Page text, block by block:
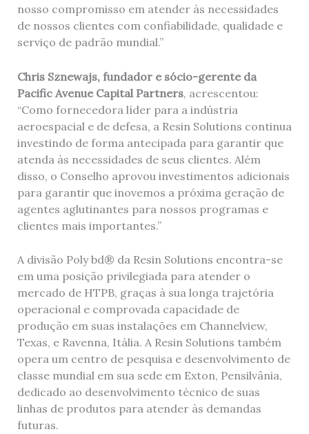
nosso compromisso em atender às necessidades
de nossos clientes com confiabilidade, qualidade e
serviço de padrão mundial.”
Chris Sznewajs, fundador e sócio-gerente da
Pacific Avenue Capital Partners, acrescentou:
“Como fornecedora líder para a indústria
aeroespacial e de defesa, a Resin Solutions continua
investindo de forma antecipada para garantir que
atenda às necessidades de seus clientes. Além
disso, o Conselho aprovou investimentos adicionais
para garantir que inovemos a próxima geração de
agentes aglutinantes para nossos programas e
clientes mais importantes.”
A divisão Poly bd® da Resin Solutions encontra-se
em uma posição privilegiada para atender o
mercado de HTPB, graças à sua longa trajetória
operacional e comprovada capacidade de
produção em suas instalações em Channelview,
Texas, e Ravenna, Itália. A Resin Solutions também
opera um centro de pesquisa e desenvolvimento de
classe mundial em sua sede em Exton, Pensilvânia,
dedicado ao desenvolvimento técnico de suas
linhas de produtos para atender às demandas
futuras.